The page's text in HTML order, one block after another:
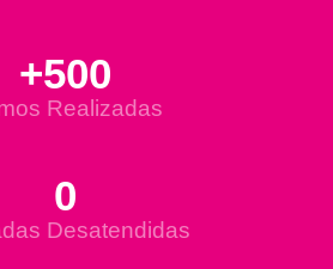
+500
Realizadas
0
Desatendidas